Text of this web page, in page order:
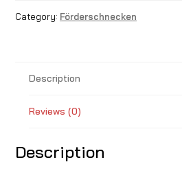
kg
Serie).
verstärktem
Gehäuse
Category: Förderschnecken
Description
Reviews (0)
Description